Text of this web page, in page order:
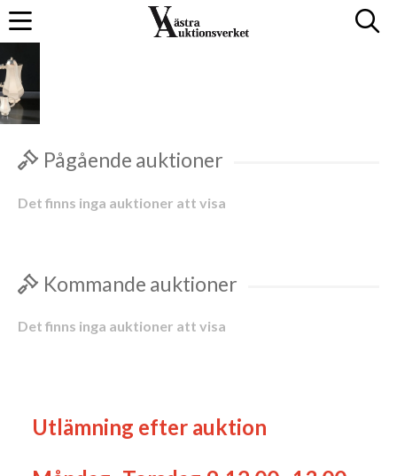
Pågående auktioner
Det finns inga auktioner att visa
Kommande auktioner
Det finns inga auktioner att visa
Utlämning efter auktion